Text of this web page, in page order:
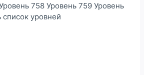
758 Уровень 759 Уровень
уровней